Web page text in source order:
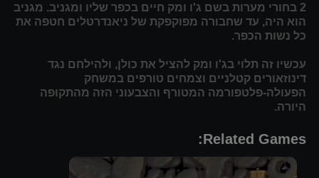
2 בחורי מערות בשם ג'ו ומק חיים בכפר שליו ומגניב. מגניב
הוא היה, עד שחבורה מפוקפקת של ניאנדרטלים חטפה את
כל נשות הכפר.
עכשיו זה תלוי בג'ו ומק להציל את כולן, ולהילחם נגד
דינוזאורים קטלניים וצמחים טורפים במשחק
הפעולה-פלטפורמה המטורף והצבעוני הזה מהתקופה
היורה.
Related Games: